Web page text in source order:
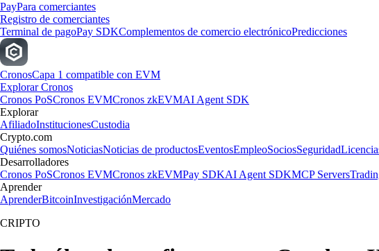
PayPara comerciantes
Registro de comerciantes
Terminal de pagoPay SDKComplementos de comercio electrónicoPredicciones
CronosCapa 1 compatible con EVM
Explorar Cronos
Cronos PoSCronos EVMCronos zkEVMAI Agent SDK
Explorar
AfiliadoInstitucionesCustodia
Crypto.com
Quiénes somosNoticiasNoticias de productosEventosEmpleoSociosSeguridad
Desarrolladores
Cronos PoSCronos EVMCronos zkEVMPay SDKAI Agent SDKMCP Servers
Aprender
AprenderBitcoinInvestigaciónMercado
CRIPTO